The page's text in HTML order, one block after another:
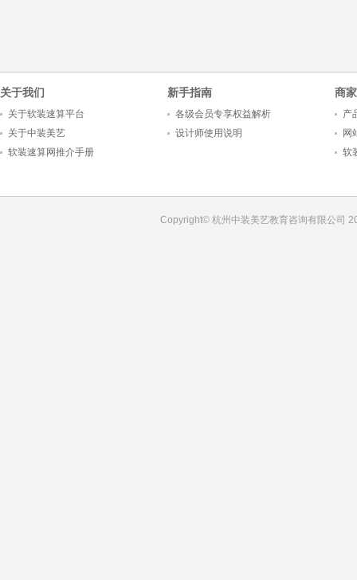
关于我们
关于软装速算平台
关于中装美艺
软装速算网推介手册
新手指南
各级会员专享权益解析
设计师使用说明
商
产
网
软
Copyright© 杭州中装美艺教育咨询有限公司